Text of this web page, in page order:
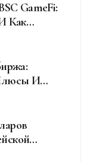
GameFi:
Как
И
За